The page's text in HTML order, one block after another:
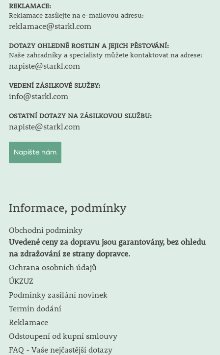
REKLAMACE:
Reklamace zasílejte na e-mailovou adresu:
reklamace@starkl.com
DOTAZY OHLEDNĚ ROSTLIN A JEJICH PĚSTOVÁNÍ:
Naše zahradníky a specialisty můžete kontaktovat na adrese:
napiste@starkl.com
VEDENÍ ZÁSILKOVÉ SLUŽBY:
info@starkl.com
OSTATNÍ DOTAZY NA ZÁSILKOVOU SLUŽBU:
napiste@starkl.com
Napište nám
Informace, podmínky
Obchodní podmínky
Uvedené ceny za dopravu jsou garantovány, bez ohledu
na zdražování ze strany dopravce.
Ochrana osobních údajů
ÚKZUZ
Podmínky zasílání novinek
Termín dodání
Reklamace
Odstoupení od kupní smlouvy
FAQ - Vaše nejčastější dotazy